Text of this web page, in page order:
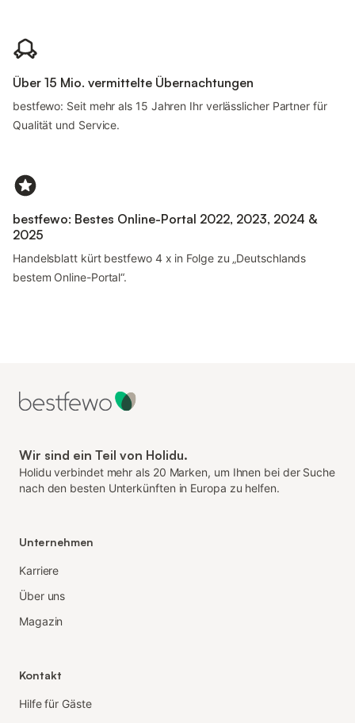
Über 15 Mio. vermittelte Übernachtungen
bestfewo: Seit mehr als 15 Jahren Ihr verlässlicher Partner für
Qualität und Service.
bestfewo: Bestes Online-Portal 2022, 2023, 2024 &
2025
Handelsblatt kürt bestfewo 4 x in Folge zu „Deutschlands
bestem Online-Portal“.
Wir sind ein Teil von Holidu.
Holidu verbindet mehr als 20 Marken, um Ihnen bei der Suche
nach den besten Unterkünften in Europa zu helfen.
Unternehmen
Karriere
Über uns
Magazin
Kontakt
Hilfe für Gäste